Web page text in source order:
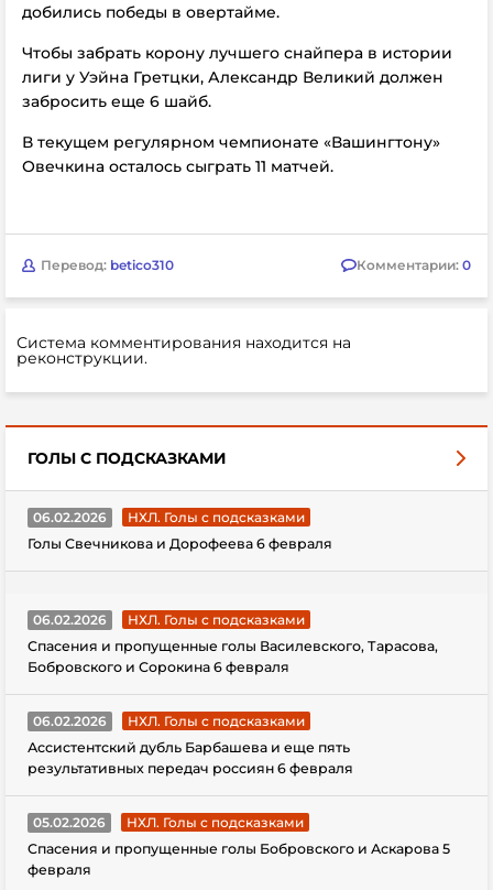
добились победы в овертайме.
Чтобы забрать корону лучшего снайпера в истории
лиги у Уэйна Гретцки, Александр Великий должен
забросить еще 6 шайб.
В текущем регулярном чемпионате «Вашингтону»
Овечкина осталось сыграть 11 матчей.
Перевод: betico310 Комментарии: 0
Система комментирования находится на
реконструкции.
ГОЛЫ С ПОДСКАЗКАМИ
06.02.2026
НХЛ. Голы с подсказками
Голы Свечникова и Дорофеева 6 февраля
06.02.2026
НХЛ. Голы с подсказками
Спасения и пропущенные голы Василевского, Тарасова,
Бобровского и Сорокина 6 февраля
06.02.2026
НХЛ. Голы с подсказками
Ассистентский дубль Барбашева и еще пять
результативных передач россиян 6 февраля
05.02.2026
НХЛ. Голы с подсказками
Спасения и пропущенные голы Бобровского и Аскарова 5
февраля